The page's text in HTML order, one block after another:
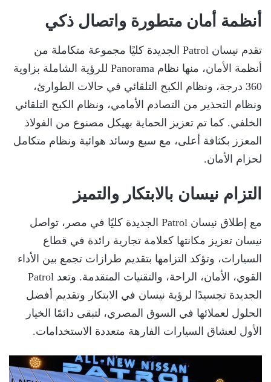
أنظمة أمان متطورة واتصال ذكي
تقدم نيسان Patrol الجديدة كليًا مجموعة متكاملة من
أنظمة الأمان، منها نظام Panorama للرؤية الشاملة بزاوية
360 درجة، ونظام الكبح التلقائي في حالات الطوارئ،
ونظام التحذير من التصادم الأمامي، ونظام الكبح التلقائي
الخلفي. كما تم تعزيز الحماية بهيكل مصنوع من الفولاذ
المعزز بكثافة أعلى، مع سبع وسائد هوائية ونظام متكامل
لحزام الأمان.
التزام نيسان بالابتكار والتميز
مع إطلاق نيسان Patrol الجديدة كليًا في مصر، تواصل
نيسان تعزيز مكانتها كعلامة تجارية رائدة في قطاع
السيارات، وتؤكد التزامها بتقديم طرازات تجمع بين الأداء
القوي، الأمان، الراحة، والتقنيات المتقدمة. وتعد Patrol
الجديدة تجسيدًا لرؤية نيسان في الابتكار وتقديم أفضل
الحلول لعملائها في السوق المصري، لتبقى دائمًا الخيار
الأول لعشاق السيارات الفارهة متعددة الاستخدامات.